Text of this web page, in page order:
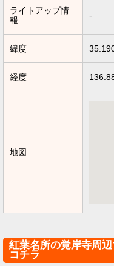
ライトアップ情
報
-
緯度
経度
地図
紅葉名所の覚岸寺周
コチラ